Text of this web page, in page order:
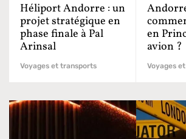
Héliport Andorre : un
projet stratégique en
phase finale à Pal
Arinsal
Voyages et transports
en
avion ?
Voyages